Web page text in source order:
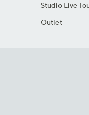
Studio Live
Outlet